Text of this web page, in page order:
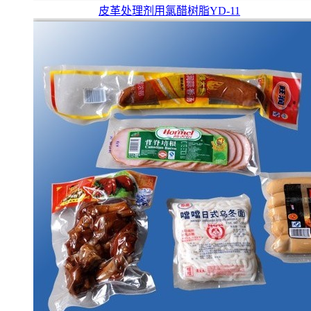
皮革处理剂用氯醋树脂YD-11